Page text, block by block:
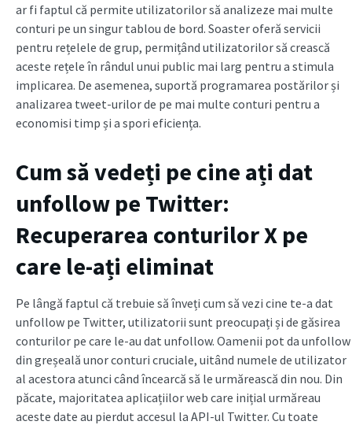
ar fi faptul că permite utilizatorilor să analizeze mai multe
conturi pe un singur tablou de bord. Soaster oferă servicii
pentru rețelele de grup, permițând utilizatorilor să crească
aceste rețele în rândul unui public mai larg pentru a stimula
implicarea. De asemenea, suportă programarea postărilor și
analizarea tweet-urilor de pe mai multe conturi pentru a
economisi timp și a spori eficiența.
Cum să vedeți pe cine ați dat
unfollow pe Twitter:
Recuperarea conturilor X pe
care le-ați eliminat
Pe lângă faptul că trebuie să înveți cum să vezi cine te-a dat
unfollow pe Twitter, utilizatorii sunt preocupați și de găsirea
conturilor pe care le-au dat unfollow. Oamenii pot da unfollow
din greșeală unor conturi cruciale, uitând numele de utilizator
al acestora atunci când încearcă să le urmărească din nou. Din
păcate, majoritatea aplicațiilor web care inițial urmăreau
aceste date au pierdut accesul la API-ul Twitter. Cu toate